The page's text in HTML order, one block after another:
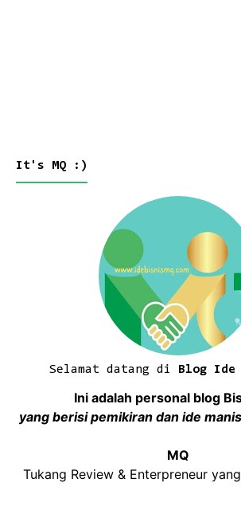
It's MQ :)
Selamat datang di Blog Ide
Ini adalah personal blog
yang berisi pemikiran dan ide
MQ
Tukang Review & Enterpreneur